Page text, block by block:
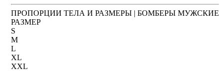
ПРОПОРЦИИ ТЕЛА И РАЗМЕРЫ | БОМБЕРЫ МУЖСКИЕ
РАЗМЕР
S
M
L
XL
XXL